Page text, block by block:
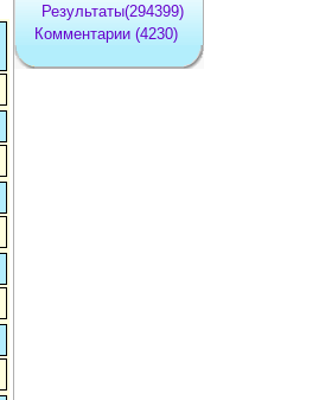
Результаты(294399)
Комментарии (4230)